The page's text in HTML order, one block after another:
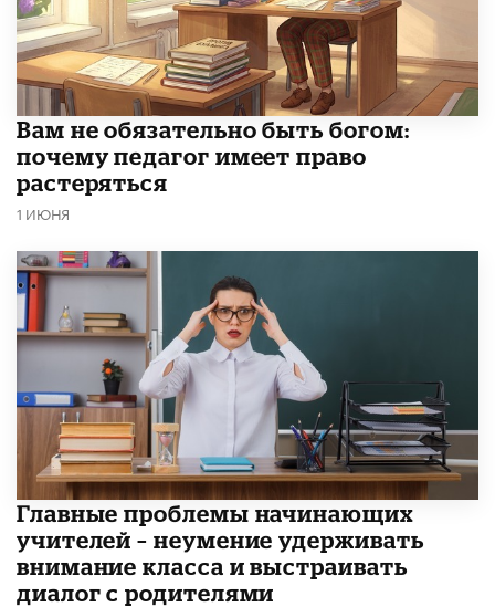
​Вам не обязательно быть богом:
почему педагог имеет право
растеряться
1 ИЮНЯ
Главные проблемы начинающих
учителей – неумение удерживать
внимание класса и выстраивать
диалог с родителями